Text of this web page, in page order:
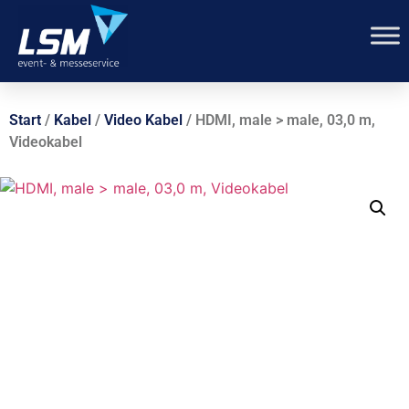
Start / Kabel / Video Kabel / HDMI, male > male, 03,0 m,
Videokabel